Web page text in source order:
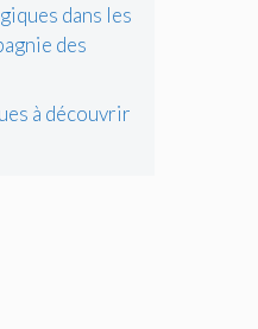
dans les
des
à découvrir